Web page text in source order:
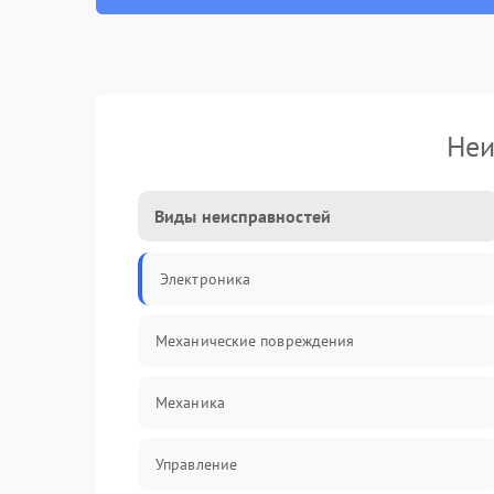
Виды неисправностей
Электроника
Механические повреждения
Механика
Управление